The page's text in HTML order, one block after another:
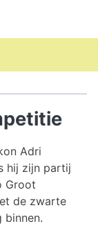
Adri
hij zijn partij
Groot
de zwarte
binnen.